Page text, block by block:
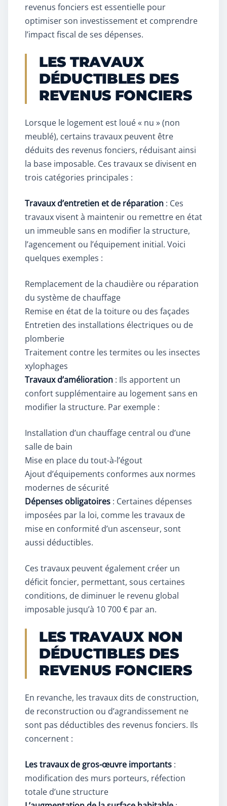
revenus fonciers est essentielle pour
optimiser son investissement et comprendre
l’impact fiscal de ses dépenses.
LES TRAVAUX
DÉDUCTIBLES DES
REVENUS FONCIERS
Lorsque le logement est loué « nu » (non
meublé), certains travaux peuvent être
déduits des revenus fonciers, réduisant ainsi
la base imposable. Ces travaux se divisent en
trois catégories principales :
Travaux d’entretien et de réparation : Ces
travaux visent à maintenir ou remettre en état
un immeuble sans en modifier la structure,
l’agencement ou l’équipement initial. Voici
quelques exemples :
Remplacement de la chaudière ou réparation
du système de chauffage
Remise en état de la toiture ou des façades
Entretien des installations électriques ou de
plomberie
Traitement contre les termites ou les insectes
xylophages
Travaux d’amélioration : Ils apportent un
confort supplémentaire au logement sans en
modifier la structure. Par exemple :
Installation d’un chauffage central ou d’une
salle de bain
Mise en place du tout-à-l’égout
Ajout d’équipements conformes aux normes
modernes de sécurité
Dépenses obligatoires : Certaines dépenses
imposées par la loi, comme les travaux de
mise en conformité d’un ascenseur, sont
aussi déductibles.
Ces travaux peuvent également créer un
déficit foncier, permettant, sous certaines
conditions, de diminuer le revenu global
imposable jusqu’à 10 700 € par an.
LES TRAVAUX NON
DÉDUCTIBLES DES
REVENUS FONCIERS
En revanche, les travaux dits de construction,
de reconstruction ou d’agrandissement ne
sont pas déductibles des revenus fonciers. Ils
concernent :
Les travaux de gros-œuvre importants :
modification des murs porteurs, réfection
totale d’une structure